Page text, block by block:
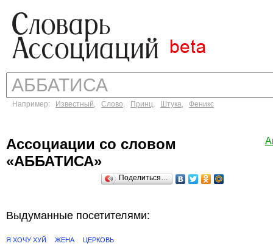
Например: Известный, Слово, Принц, Штука, Феникс
Ассоциации со словом
«АББАТИСА»
Поделиться…
Выдуманные посетителями:
Я ХОЧУ ХУЙ ЖЕНА ЦЕРКОВЬ